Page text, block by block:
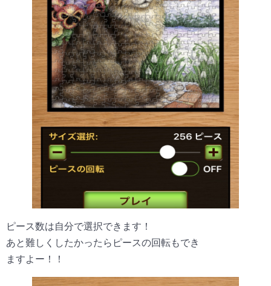
ピース数は自分で選択できます！
あと難しくしたかったらピースの回転もでき
ますよー！！